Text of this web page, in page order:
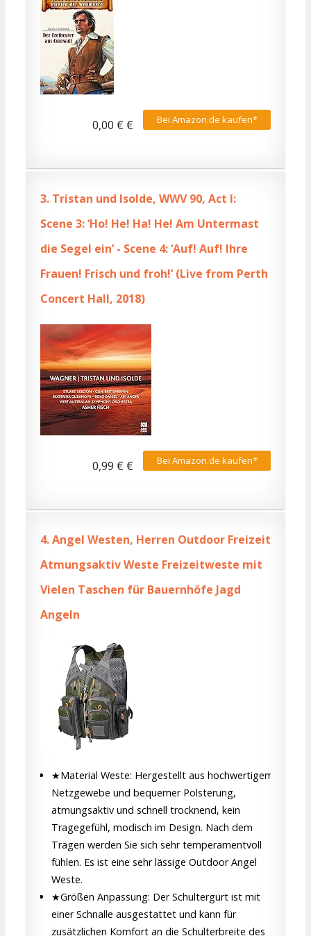
Bei Amazon.de kaufen*
0,00 € €
3. Tristan und Isolde, WWV 90, Act I:
Scene 3: ‘Ho! He! Ha! He! Am Untermast
die Segel ein’ - Scene 4: ‘Auf! Auf! Ihre
Frauen! Frisch und froh!’ (Live from Perth
Concert Hall, 2018)
Bei Amazon.de kaufen*
0,99 € €
4.Angel Westen, Herren Outdoor Freizeit
Atmungsaktiv Weste Freizeitweste mit
Vielen Taschen für Bauernhöfe Jagd
Angeln
★Material Weste: Hergestellt aus hochwertigem
Netzgewebe und bequemer Polsterung,
atmungsaktiv und schnell trocknend, kein
Tragegefühl, modisch im Design. Nach dem
Tragen werden Sie sich sehr temperamentvoll
fühlen. Es ist eine sehr lässige Outdoor Angel
Weste.
★Größen Anpassung: Der Schultergurt ist mit
einer Schnalle ausgestattet und kann für
zusätzlichen Komfort an die Schulterbreite des